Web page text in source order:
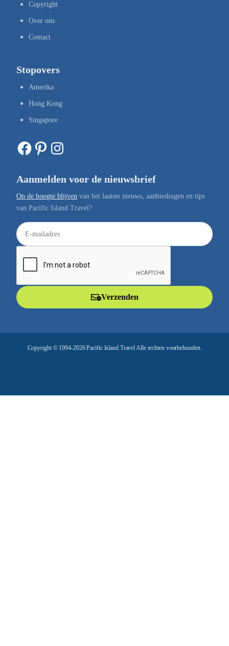
Copyright
Over ons
Contact
Stopovers
Amerika
Hong Kong
Singapore
Facebook Pinterest Instagram
Aanmelden voor de nieuwsbrief
Op de hoogte blijven van het laatste nieuws, aanbiedingen en tips
van Pacific Island Travel?
E
-
a
Verzenden
Copyright © 1994-2026 Pacific Island Travel Alle rechten voorbehouden.